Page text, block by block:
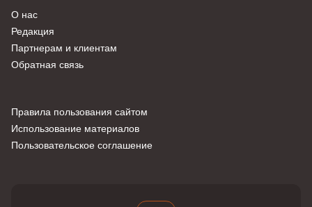
О нас
Редакция
Партнерам и клиентам
Обратная связь
Правила пользования сайтом
Использование материалов
Пользовательское соглашение